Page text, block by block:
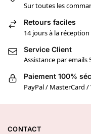
Sur toutes les
Retours faciles
14 jours à la
Service Client
Assistance par emails
Paiement 100%
PayPal / MasterCard /
CONTACT